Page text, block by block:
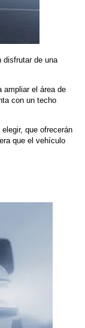
disfrutar de una
ampliar el área de
con un techo
que ofrecerán
que el vehículo